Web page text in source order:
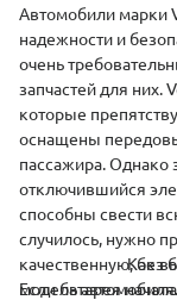
Автомобили марки
надежности и
очень
запчастей для них.
которые
оснащены
пассажира. Однако
отключившийся
способны свести
случилось, нужно
качественную, без
модель
Как
Если батарея